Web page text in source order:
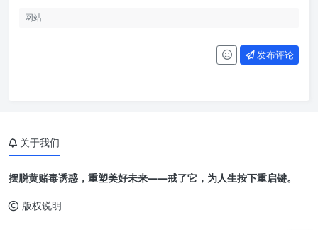
发布评论
关于我们
摆脱黄赌毒诱惑，重塑美好未来——戒了它，为人生按下重启键。
版权说明